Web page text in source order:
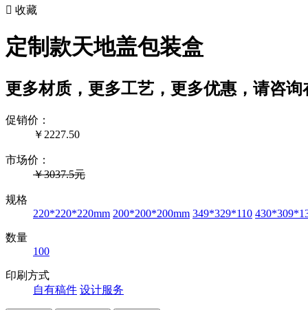
 收藏
定制款天地盖包装盒
更多材质，更多工艺，更多优惠，请咨
促销价：
￥ 2227.50
市场价：
￥3037.5元
规格
220*220*220mm 200*200*200mm 349*329*110
数量
100
印刷方式
自有稿件 设计服务